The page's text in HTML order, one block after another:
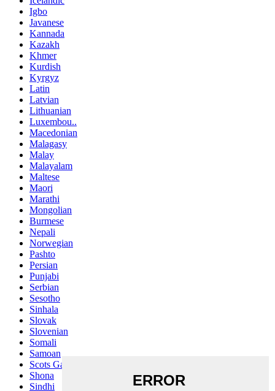
Igbo
Javanese
Kannada
Kazakh
Khmer
Kurdish
Kyrgyz
Latin
Latvian
Lithuanian
Luxembou..
Macedonian
Malagasy
Malay
Malayalam
Maltese
Maori
Marathi
Mongolian
Burmese
Nepali
Norwegian
Pashto
Persian
Punjabi
Serbian
Sesotho
Sinhala
Slovak
Slovenian
Somali
Samoan
Scots Gaelic
Shona
Sindhi